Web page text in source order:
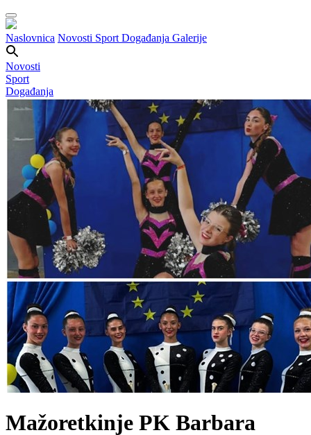
Naslovnica Novosti Sport Događanja Galerije
Novosti
Sport
Događanja
Mažoretkinje PK Barbara